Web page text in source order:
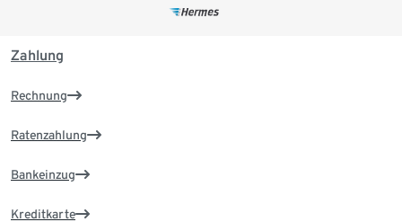
Zahlung
Rechnung
Ratenzahlung
Bankeinzug
Kreditkarte